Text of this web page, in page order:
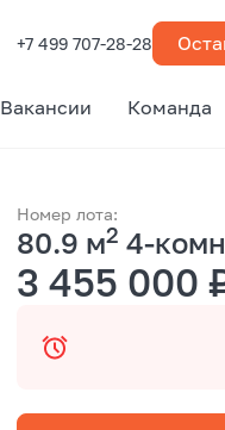
+7 499 707-28-28
Вакансии Команда
Номер лота:
80.9 м2 4-
3 455 000